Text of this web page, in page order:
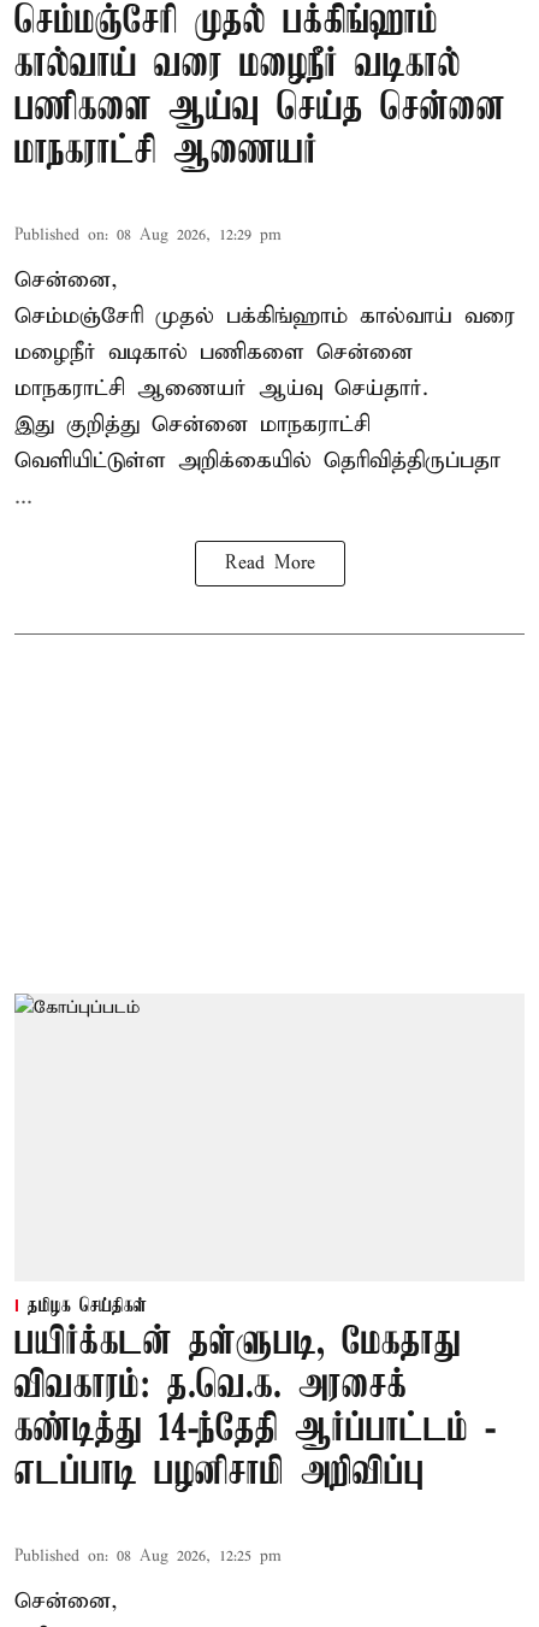
செம்மஞ்சேரி முதல் பக்கிங்ஹாம்
கால்வாய் வரை மழைநீர் வடிகால்
பணிகளை ஆய்வு செய்த சென்னை
மாநகராட்சி ஆணையர்
Published on: 08 Aug 2026, 12:29 pm
சென்னை,
செம்மஞ்சேரி முதல் பக்கிங்ஹாம் கால்வாய் வரை
மழைநீர் வடிகால் பணிகளை சென்னை
மாநகராட்சி ஆணையர் ஆய்வு செய்தார்.
இது குறித்து சென்னை மாநகராட்சி
வெளியிட்டுள்ள அறிக்கையில் தெரிவித்திருப்பதா
...
Read More
தமிழக செய்திகள்
பயிர்க்கடன் தள்ளுபடி, மேகதாது
விவகாரம்: த.வெ.க. அரசைக்
கண்டித்து 14-ந்தேதி ஆர்ப்பாட்டம் -
எடப்பாடி பழனிசாமி அறிவிப்பு
Published on: 08 Aug 2026, 12:25 pm
சென்னை,